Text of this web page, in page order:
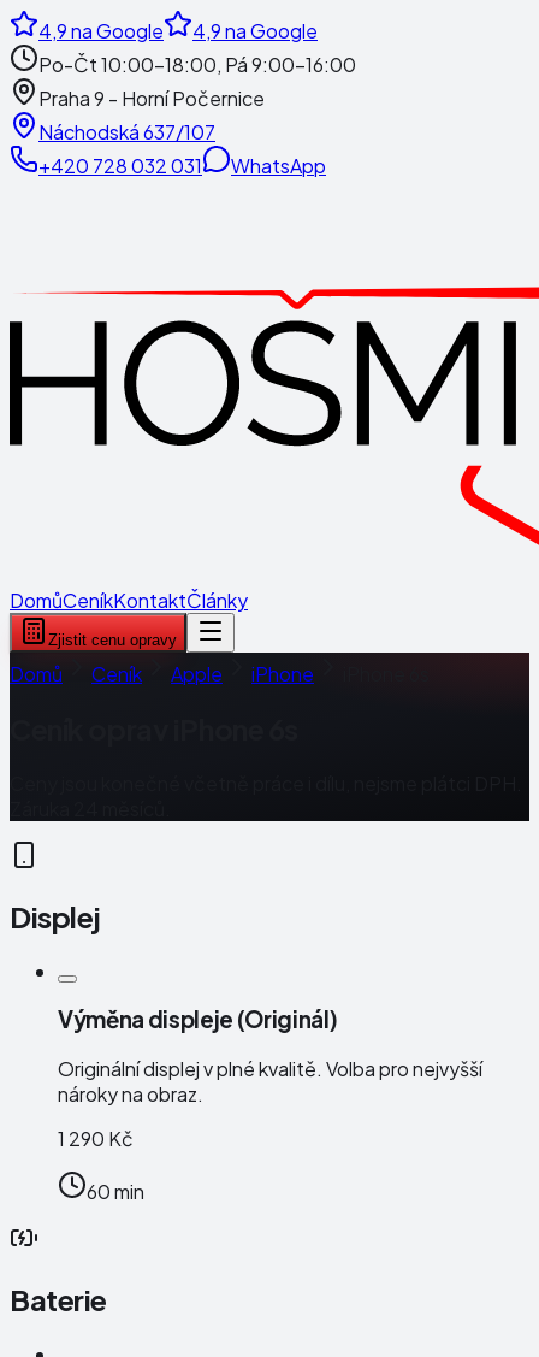
4,9na Google 4,9na Google
Po-Čt 10:00-18:00, Pá 9:00-16:00
Praha 9 - Horní Počernice
Náchodská 637/107
+420 728 032 031
WhatsApp
DomůCeníkKontaktČlánky
Zjistit cenu opravy
Domů Ceník Apple iPhone
Displej
Výměna displeje (Originál)
Originální displej v plné kvalitě. Volba pro nejvyšší
nároky na obraz.
1 290 Kč
60 min
Baterie